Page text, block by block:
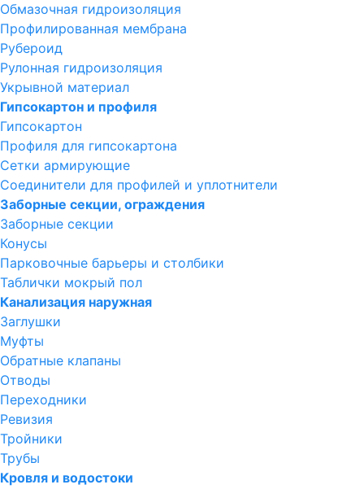
Обмазочная гидроизоляция
Профилированная мембрана
Рубероид
Рулонная гидроизоляция
Укрывной материал
Гипсокартон и профиля
Гипсокартон
Профиля для гипсокартона
Сетки армирующие
Соединители для профилей и уплотнители
Заборные секции, ограждения
Заборные секции
Конусы
Парковочные барьеры и столбики
Таблички мокрый пол
Канализация наружная
Заглушки
Муфты
Обратные клапаны
Отводы
Переходники
Ревизия
Тройники
Трубы
Кровля и водостоки